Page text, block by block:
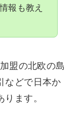
報も教え
盟の北欧の島
などで日本か
ます。